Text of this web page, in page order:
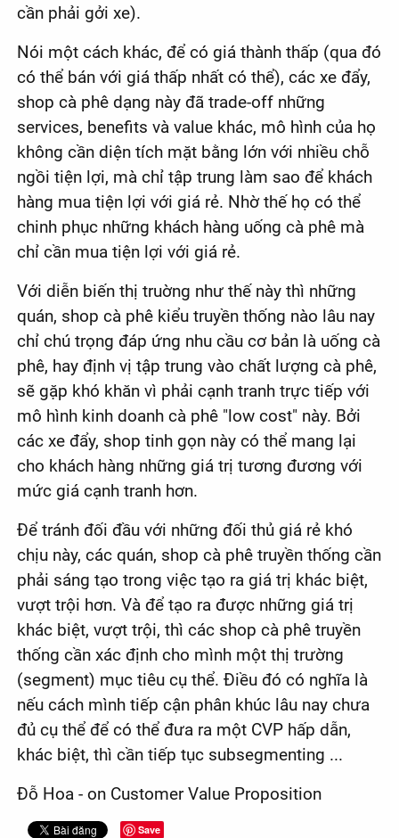
cần phải gởi xe).
Nói một cách khác, để có giá thành thấp (qua đó
có thể bán với giá thấp nhất có thể), các xe đẩy,
shop cà phê dạng này đã trade-off những
services, benefits và value khác, mô hình của họ
không cần diện tích mặt bằng lớn với nhiều chỗ
ngồi tiện lợi, mà chỉ tập trung làm sao để khách
hàng mua tiện lợi với giá rẻ. Nhờ thế họ có thể
chinh phục những khách hàng uống cà phê mà
chỉ cần mua tiện lợi với giá rẻ.
Với diễn biến thị truờng như thế này thì những
quán, shop cà phê kiểu truyền thống nào lâu nay
chỉ chú trọng đáp ứng nhu cầu cơ bản là uống cà
phê, hay định vị tập trung vào chất lượng cà phê,
sẽ gặp khó khăn vì phải cạnh tranh trực tiếp với
mô hình kinh doanh cà phê "low cost" này. Bởi
các xe đẩy, shop tinh gọn này có thể mang lại
cho khách hàng những giá trị tương đương với
mức giá cạnh tranh hơn.
Để tránh đối đầu với những đối thủ giá rẻ khó
chịu này, các quán, shop cà phê truyền thống cần
phải sáng tạo trong việc tạo ra giá trị khác biệt,
vượt trội hơn. Và để tạo ra được những giá trị
khác biệt, vượt trội, thì các shop cà phê truyền
thống cần xác định cho mình một thị trường
(segment) mục tiêu cụ thể. Điều đó có nghĩa là
nếu cách mình tiếp cận phân khúc lâu nay chưa
đủ cụ thể để có thể đưa ra một CVP hấp dẫn,
khác biệt, thì cần tiếp tục subsegmenting ...
Đỗ Hoa - on Customer Value Proposition
Save